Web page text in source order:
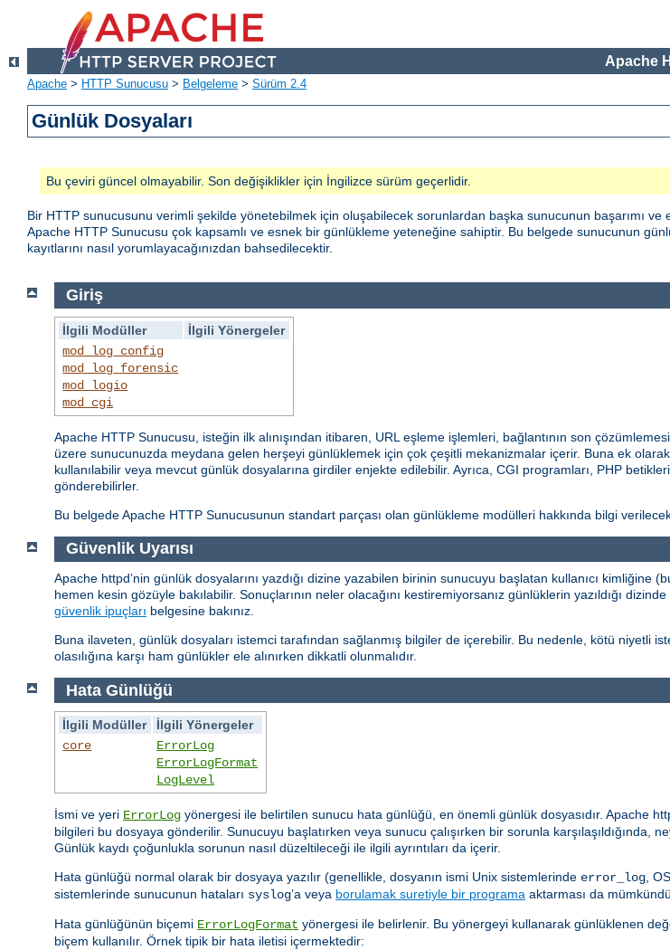
Apache
Apache > HTTP Sunucusu > Belgeleme > Sürüm 2.4
Günlük Dosyaları
Bu çeviri güncel olmayabilir. Son değişiklikler için İngilizce sürüm geçerlidir.
Bir HTTP sunucusunu verimli şekilde yönetebilmek için oluşabilecek sorunlardan başka sunucunun başarımı ve
Apache HTTP Sunucusu çok kapsamlı ve esnek bir günlükleme yeteneğine sahiptir. Bu belgede sunucunun
kayıtlarını nasıl yorumlayacağınızdan bahsedilecektir.
Giriş
İlgili Modüller
İlgili Yönergeler
mod_log_config
mod_log_forensic
mod_logio
mod_cgi
Apache HTTP Sunucusu, isteğin ilk alınışından itibaren, URL eşleme işlemleri, bağlantının son
üzere sunucunuzda meydana gelen herşeyi günlüklemek için çok çeşitli mekanizmalar içerir. Buna ek
kullanılabilir veya mevcut günlük dosyalarına girdiler enjekte edilebilir. Ayrıca, CGI programları, PHP
gönderebilirler.
Bu belgede Apache HTTP Sunucusunun standart parçası olan günlükleme modülleri hakkında bilgi
Güvenlik Uyarısı
Apache httpd’nin günlük dosyalarını yazdığı dizine yazabilen birinin sunucuyu başlatan kullanıcı
hemen kesin gözüyle bakılabilir. Sonuçlarının neler olacağını kestiremiyorsanız günlüklerin yazıldığı dizinde
güvenlik ipuçları belgesine bakınız.
Buna ilaveten, günlük dosyaları istemci tarafından sağlanmış bilgiler de içerebilir. Bu nedenle, kötü niyetli
olasılığına karşı ham günlükler ele alınırken dikkatli olunmalıdır.
Hata Günlüğü
İlgili Modüller
İlgili Yönergeler
core
ErrorLog
ErrorLogFormat
LogLevel
İsmi ve yeri ErrorLog yönergesi ile belirtilen sunucu hata günlüğü, en önemli günlük dosyasıdır. Apache
bilgileri bu dosyaya gönderilir. Sunucuyu başlatırken veya sunucu çalışırken bir sorunla karşılaşıldığında,
Günlük kaydı çoğunlukla sorunun nasıl düzeltileceği ile ilgili ayrıntıları da içerir.
Hata günlüğü normal olarak bir dosyaya yazılır (genellikle, dosyanın ismi Unix sistemlerinde error_log,
sistemlerinde sunucunun hataları syslog’a veya borulamak suretiyle bir programa aktarması da
Hata günlüğünün biçemi ErrorLogFormat yönergesi ile belirlenir. Bu yönergeyi kullanarak günlüklenen
biçem kullanılır. Örnek tipik bir hata iletisi içermektedir: